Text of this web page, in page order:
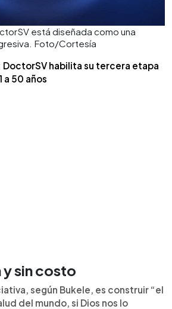
está diseñada como una
Foto/Cortesía
habilita su tercera etapa
a 50 años
y sin costo
según Bukele, es construir “el
del mundo, si Dios nos lo